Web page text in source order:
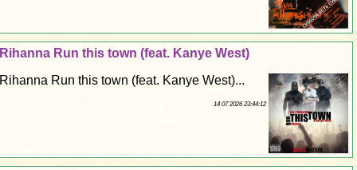
Rihanna Run this town (feat. Kanye West)
Rihanna Run this town (feat. Kanye West)...
14 07 2026 23:44:12